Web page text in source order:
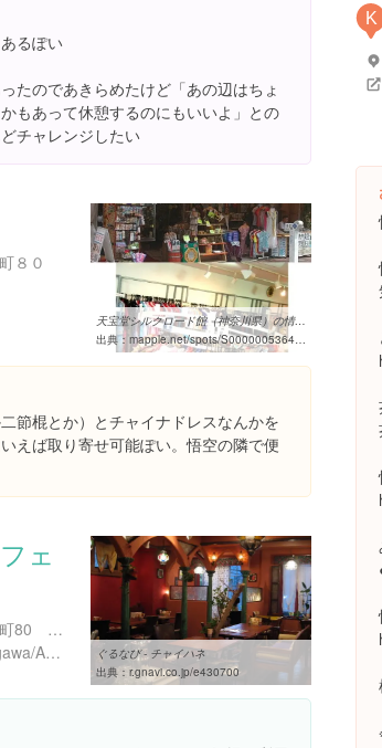
るぽい
たのであきらめたけど「あの辺はちょ
もあって休憩するのにもいいよ」との
チャレンジしたい
K
８０
天宝堂シルクロード館（神奈川県）の情報 - MAPPLE 観光ガイド
出典： mapple.net/spots/S0000005364.htm
節棍とか）とチャイナドレスなんかを
えば取り寄せ可能ぽい。悟空の隣で便
ェ
神奈川県横浜市中区山下町80 1-2F （南門シルクロード通り）
http://tabelog.com/kanagawa/A1401/A140105/14022519/
ぐるなび - チャイハネ
出典： r.gnavi.co.jp/e430700